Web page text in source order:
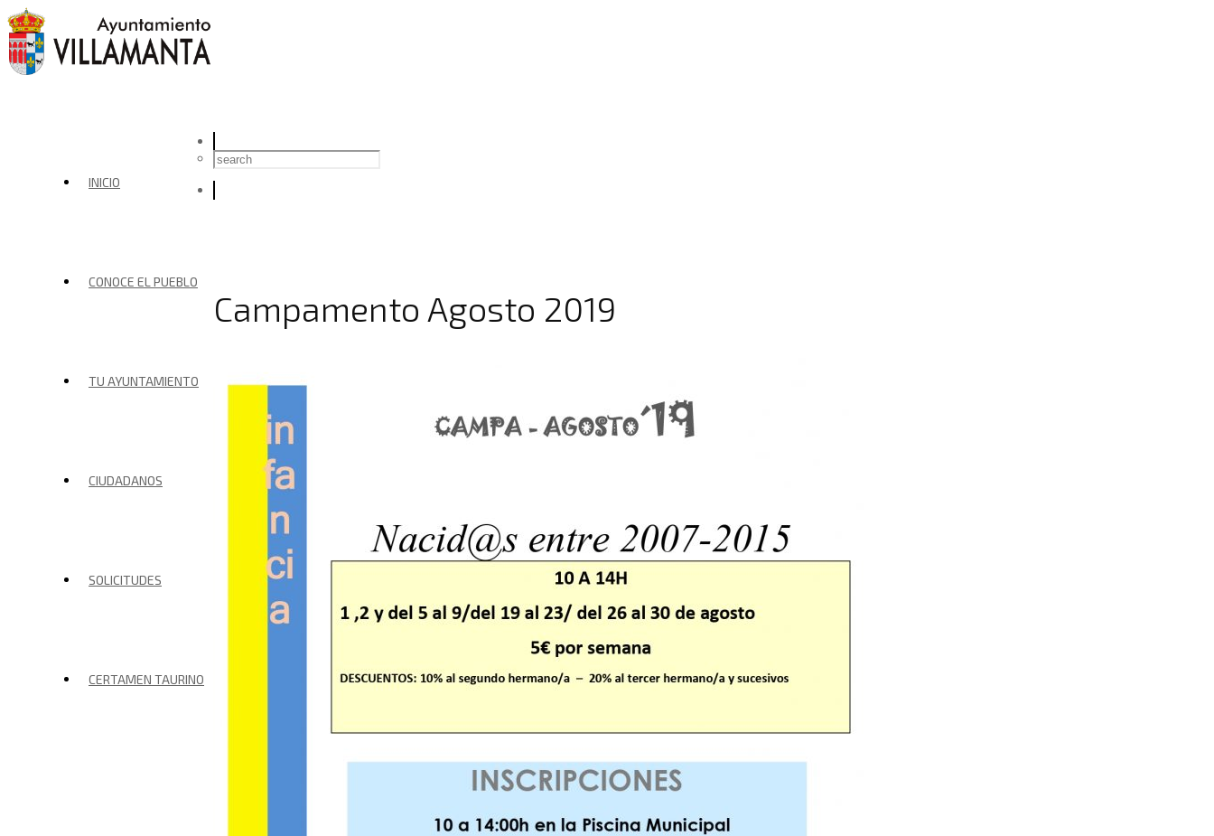
INICIO
CONOCE EL PUEBLO
TU AYUNTAMIENTO
CIUDADANOS
SOLICITUDES
CERTAMEN TAURINO
Campamento Agosto 2019